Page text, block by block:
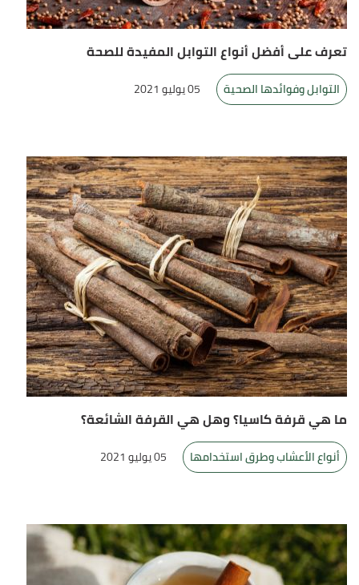
تعرف على أفضل أنواع التوابل المفيدة للصحة
التوابل وفوائدها الصحية 05 يوليو 2021
ما هي قرفة كاسيا؟ وهل هي القرفة الشائعة؟
أنواع الأعشاب وطرق استخدامها 05 يوليو 2021